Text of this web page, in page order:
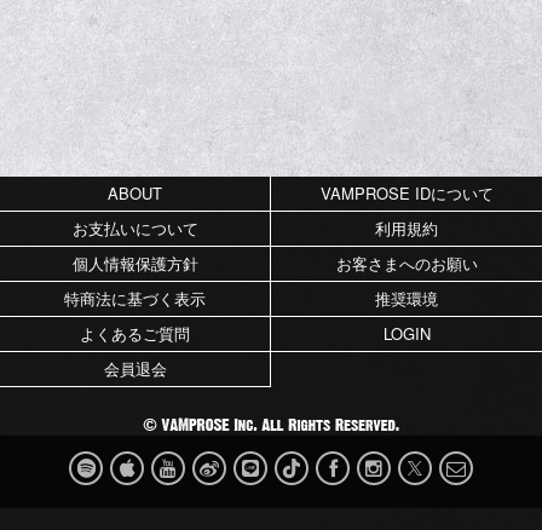
ABOUT
VAMPROSE IDについて
お支払いについて
利用規約
個人情報保護方針
お客さまへのお願い
特商法に基づく表示
推奨環境
よくあるご質問
LOGIN
会員退会